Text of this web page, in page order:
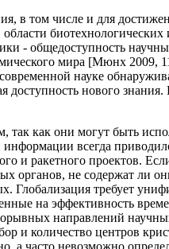
в том числе и для
- общедоступность
мира [Мюнх 2009,
науке
доступность нового
так как они могут быть
всегда
и ракетного проектов.
органов, не содержат ли
Глобализация требует
на эффективность
направлений
и количество центров